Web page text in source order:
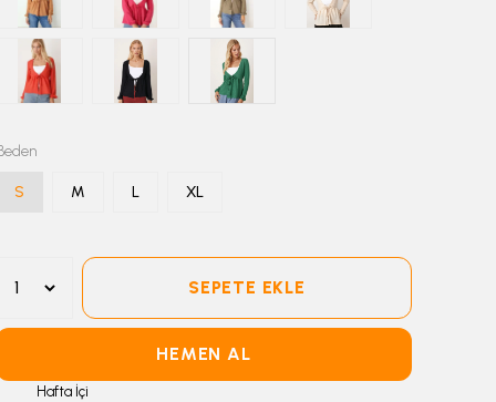
S M L XL
SEPETE EKLE
HEMEN AL
Hafta İçi